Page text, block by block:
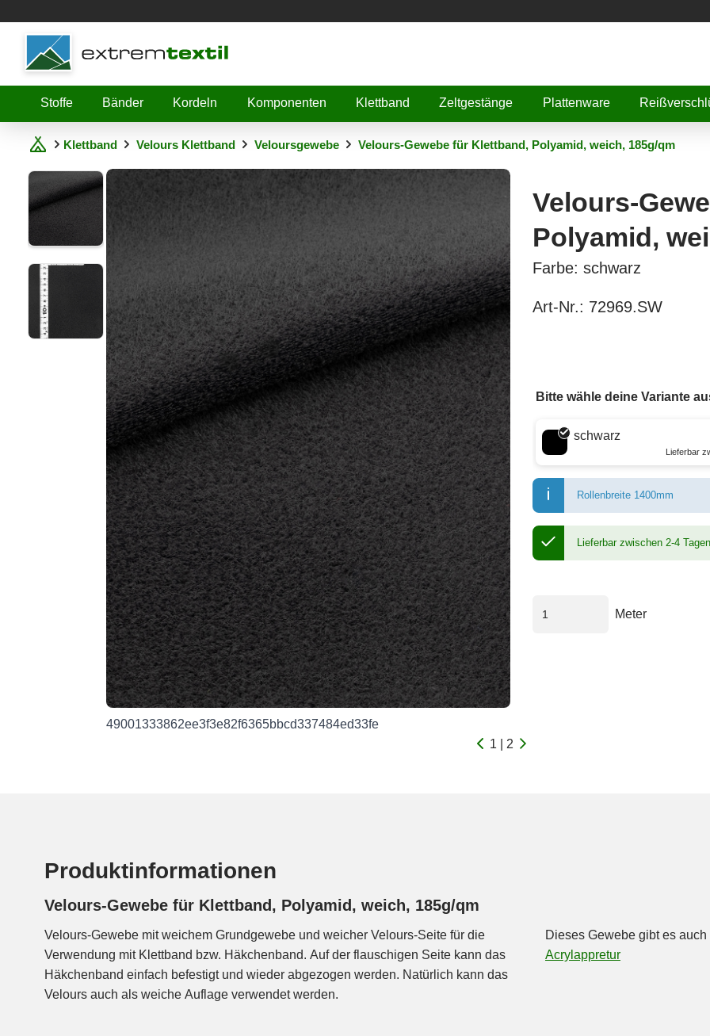
Shopware
Stoffe
Bänder Kordeln Komponenten Klettband Zeltgestänge Plattenware
Klettband Velours Klettband Veloursgewebe Velours-Gewebe für Klettband, Polyamid, weich, 185g/qm
49001333862ee3f3e82f6365bbcd337484ed33fe
1 | 2
Velours-
Polyamid,
Farbe: schwarz
Art-Nr.: 72969.SW
Bitte wähle deine Variante
Wähle eine Farbe
schwarz
Lieferbar
Rollenbreite 1400mm
Lieferbar zwischen 2-4 Tagen
Meter
Produktinformationen
Velours-Gewebe für Klettband, Polyamid, weich, 185g/qm
Velours-Gewebe mit weichem Grundgewebe und weicher Velours-Seite für die
Verwendung mit Klettband bzw. Häkchenband. Auf der flauschigen Seite kann das
Häkchenband einfach befestigt und wieder abgezogen werden. Natürlich kann das
Velours auch als weiche Auflage verwendet werden.
Dieses Gewebe gibt es
Acrylappretur